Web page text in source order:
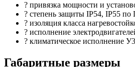
? привязка мощности и
? степень защиты IP54, IP55
? изоляция класса
? исполнение
? климатическое исполнение
Габаритные размеры